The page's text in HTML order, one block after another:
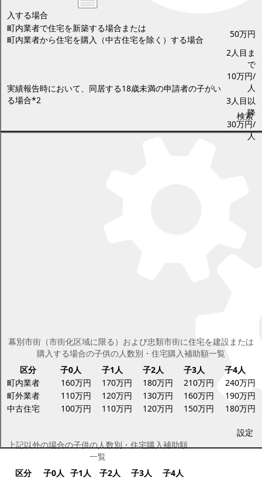
検索
設定
入する場合
町内業者で住宅を新築する場合または
町内業者から住宅を購入（中古住宅を除く）する場合
50万円
実績報告時において、同居する18歳未満の申請者の子がい
る場合*2
2人目ま
で
10万円/
人
3人目以
降
30万円/
人
幕別市街（市街化区域に限る）および忠類市街に住宅を建設または
購入する場合の子供の人数別・住宅購入補助額一覧
区分
子0人 子1人 子2人 子3人
子4人
町内業者
160万円 170万円 180万円 210万円
240万円
町外業者
110万円 120万円 130万円 160万円
190万円
中古住宅
100万円 110万円 120万円 150万円
180万円
上記以外の場合の子供の人数別・住宅購入補助額
一覧
区分
子0人 子1人 子2人 子3人
子4人